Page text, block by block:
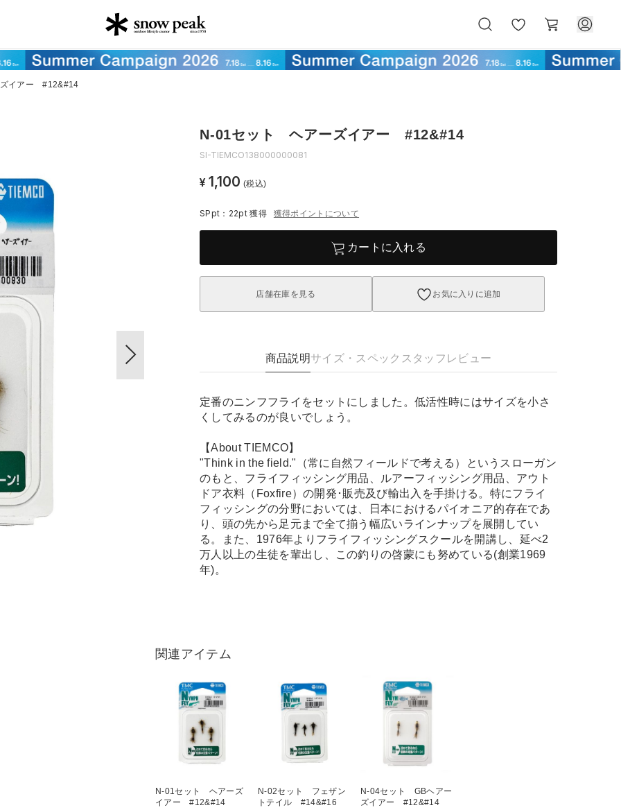
気
に
ー
ト
イアー #12&#14
N-01セット ヘアーズイアー #12&#14
SI-TIEMCO138000000081
¥ 1,100 (税込)
SPpt：22pt獲得 獲得ポイントについて
カートに入れる
店舗在庫を見る お気に入りに追加
商品説明サイズ・スペック スタッフレビュー
定番のニンフフライをセットにしました。低活性時にはサイズを小さ
くしてみるのが良いでしょう。
【About TIEMCO】
"Think in the field."（常に自然フィールドで考える）というスローガン
のもと、フライフィッシング用品、ルアーフィッシング用品、アウト
ドア衣料（Foxfire）の開発･販売及び輸出入を手掛ける。特にフライ
フィッシングの分野においては、日本におけるパイオニア的存在であ
り、頭の先から足元まで全て揃う幅広いラインナップを展開してい
る。また、1976年よりフライフィッシングスクールを開講し、延べ2
万人以上の生徒を輩出し、この釣りの啓蒙にも努めている(創業1969
年)。
関連アイテム
N-01セット ヘアーズ
イアー #12&#14
N-02セット フェザン
トテイル #14&#16
N-04セット GBヘアー
ズイアー #12&#14